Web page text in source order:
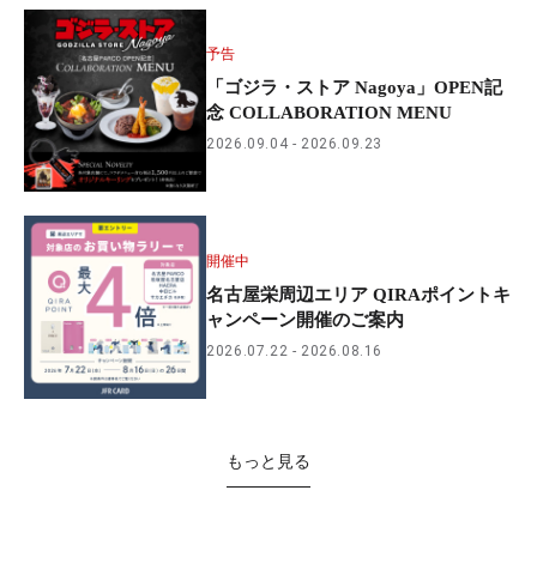
予告
「ゴジラ・ストア Nagoya」OPEN記
念 COLLABORATION MENU
2026.09.04 2026.09.23
開催中
名古屋栄周辺エリア QIRAポイントキ
ャンペーン開催のご案内
2026.07.22 2026.08.16
もっと見る